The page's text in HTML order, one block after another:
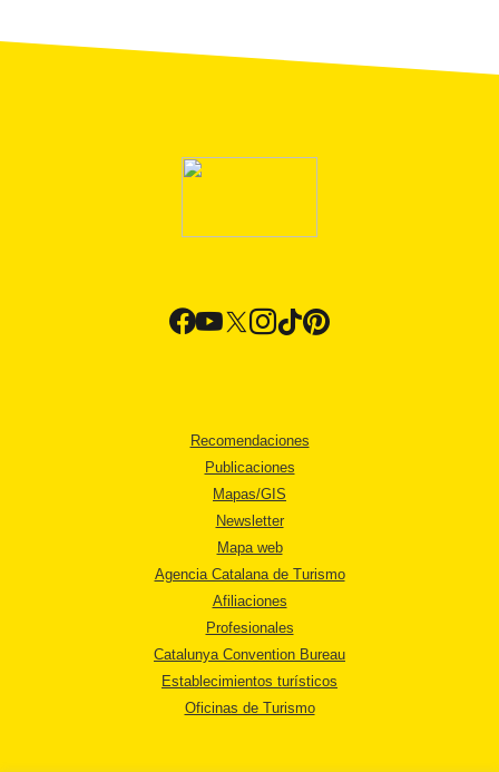
Recomendaciones
Publicaciones
Mapas/GIS
Newsletter
Mapa web
Agencia Catalana de Turismo
Afiliaciones
Profesionales
Catalunya Convention Bureau
Establecimientos turísticos
Oficinas de Turismo